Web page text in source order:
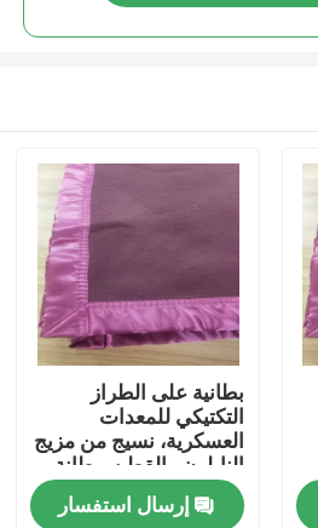
بطانية على الطراز
التكتيكي للمعدات
العسكرية، نسيج من مزيج
النايلون والقطن، بطانة
قابلة للإزالة لسهولة
التنظيفإرسال استفسار